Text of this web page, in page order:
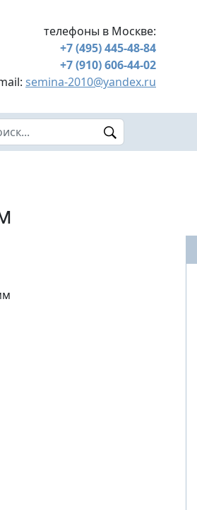
телефоны в Москве:
+7 (495) 445-48-84
+7 (910) 606-44-02
semina-2010@yandex.ru
this site